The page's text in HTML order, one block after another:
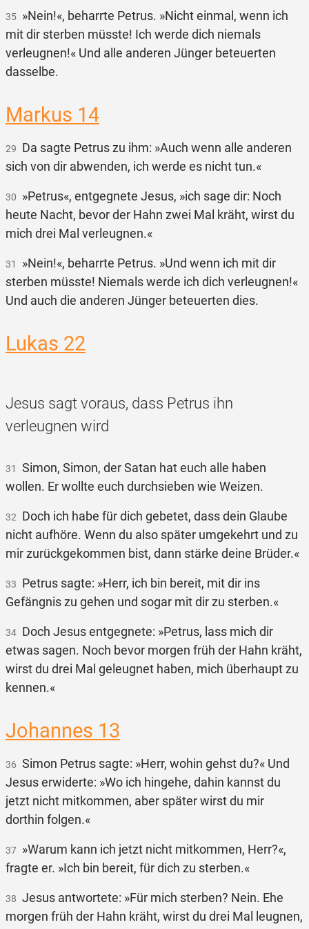
35 »Nein!«, beharrte Petrus. »Nicht einmal, wenn ich
mit dir sterben müsste! Ich werde dich niemals
verleugnen!« Und alle anderen Jünger beteuerten
dasselbe.
Markus 14
29 Da sagte Petrus zu ihm: »Auch wenn alle anderen
sich von dir abwenden, ich werde es nicht tun.«
30 »Petrus«, entgegnete Jesus, »ich sage dir: Noch
heute Nacht, bevor der Hahn zwei Mal kräht, wirst du
mich drei Mal verleugnen.«
31
»Nein!«, beharrte Petrus. »Und wenn ich mit dir
sterben müsste! Niemals werde ich dich verleugnen!«
Und auch die anderen Jünger beteuerten dies.
Lukas 22
Jesus sagt voraus, dass Petrus ihn
verleugnen wird
31
Simon, Simon, der Satan hat euch alle haben
wollen. Er wollte euch durchsieben wie Weizen.
32 Doch ich habe für dich gebetet, dass dein Glaube
nicht aufhöre. Wenn du also später umgekehrt und zu
mir zurückgekommen bist, dann stärke deine Brüder.«
33 Petrus sagte: »Herr, ich bin bereit, mit dir ins
Gefängnis zu gehen und sogar mit dir zu sterben.«
34 Doch Jesus entgegnete: »Petrus, lass mich dir
etwas sagen. Noch bevor morgen früh der Hahn kräht,
wirst du drei Mal geleugnet haben, mich überhaupt zu
kennen.«
Johannes 13
36 Simon Petrus sagte: »Herr, wohin gehst du?« Und
Jesus erwiderte: »Wo ich hingehe, dahin kannst du
jetzt nicht mitkommen, aber später wirst du mir
dorthin folgen.«
37 »Warum kann ich jetzt nicht mitkommen, Herr?«,
fragte er. »Ich bin bereit, für dich zu sterben.«
38 Jesus antwortete: »Für mich sterben? Nein. Ehe
morgen früh der Hahn kräht, wirst du drei Mal leugnen,